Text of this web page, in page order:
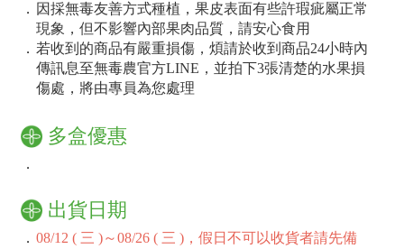
． 因採無毒友善方式種植，果皮表面有些許瑕疵屬正常
現象，但不影響內部果肉品質，請安心食用
． 若收到的商品有嚴重損傷，煩請於收到商品24小時內
傳訊息至無毒農官方LINE，並拍下3張清楚的水果損
傷處，將由專員為您處理
多盒優惠
．
出貨日期
． 08/12 ( 三 )～08/26 ( 三 )，假日不可以收貨者請先備